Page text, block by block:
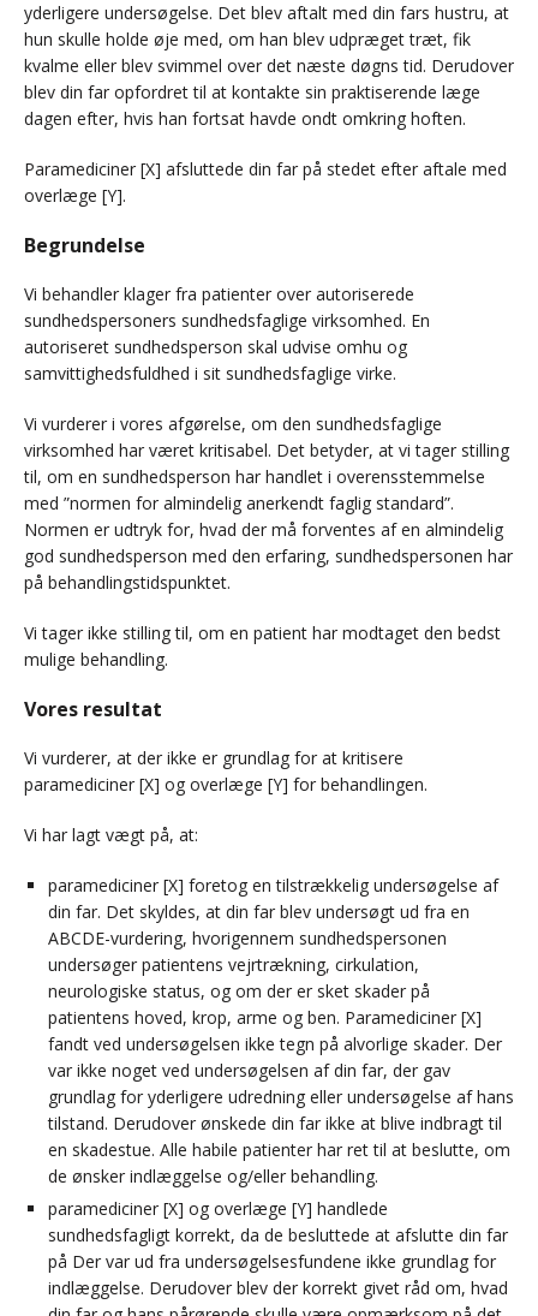
yderligere undersøgelse. Det blev aftalt med din fars hustru, at
hun skulle holde øje med, om han blev udpræget træt, fik
kvalme eller blev svimmel over det næste døgns tid. Derudover
blev din far opfordret til at kontakte sin praktiserende læge
dagen efter, hvis han fortsat havde ondt omkring hoften.
Paramediciner [X] afsluttede din far på stedet efter aftale med
overlæge [Y].
Begrundelse
Vi behandler klager fra patienter over autoriserede
sundhedspersoners sundhedsfaglige virksomhed. En
autoriseret sundhedsperson skal udvise omhu og
samvittighedsfuldhed i sit sundhedsfaglige virke.
Vi vurderer i vores afgørelse, om den sundhedsfaglige
virksomhed har været kritisabel. Det betyder, at vi tager stilling
til, om en sundhedsperson har handlet i overensstemmelse
med ”normen for almindelig anerkendt faglig standard”.
Normen er udtryk for, hvad der må forventes af en almindelig
god sundhedsperson med den erfaring, sundhedspersonen har
på behandlingstidspunktet.
Vi tager ikke stilling til, om en patient har modtaget den bedst
mulige behandling.
Vores resultat
Vi vurderer, at der ikke er grundlag for at kritisere
paramediciner [X] og overlæge [Y] for behandlingen.
Vi har lagt vægt på, at:
paramediciner [X] foretog en tilstrækkelig undersøgelse af
din far. Det skyldes, at din far blev undersøgt ud fra en
ABCDE-vurdering, hvorigennem sundhedspersonen
undersøger patientens vejrtrækning, cirkulation,
neurologiske status, og om der er sket skader på
patientens hoved, krop, arme og ben. Paramediciner [X]
fandt ved undersøgelsen ikke tegn på alvorlige skader. Der
var ikke noget ved undersøgelsen af din far, der gav
grundlag for yderligere udredning eller undersøgelse af hans
tilstand. Derudover ønskede din far ikke at blive indbragt til
en skadestue. Alle habile patienter har ret til at beslutte, om
de ønsker indlæggelse og/eller behandling.
paramediciner [X] og overlæge [Y] handlede
sundhedsfagligt korrekt, da de besluttede at afslutte din far
på Der var ud fra undersøgelsesfundene ikke grundlag for
indlæggelse. Derudover blev der korrekt givet råd om, hvad